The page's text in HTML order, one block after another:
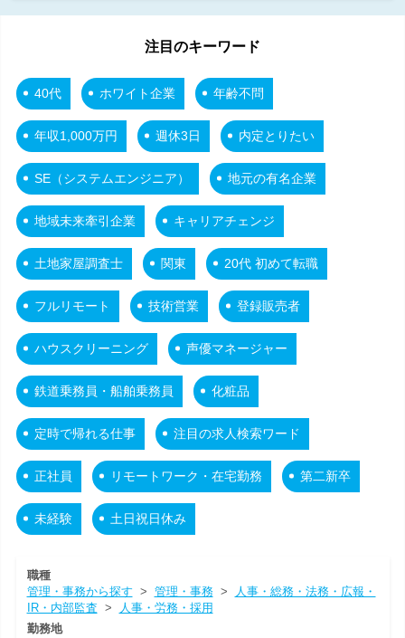
注目のキーワード
40代 ホワイト企業 年齢不問
年収1,000万円 週休3日 内定とりたい
SE（システムエンジニア） 地元の有名企業
地域未来牽引企業 キャリアチェンジ
土地家屋調査士 関東 20代 初めて転職
フルリモート 技術営業 登録販売者
ハウスクリーニング 声優マネージャー
鉄道乗務員・船舶乗務員 化粧品
定時で帰れる仕事 注目の求人検索ワード
正社員 リモートワーク・在宅勤務 第二新卒
未経験 土日祝日休み
職種
管理・事務から探す > 管理・事務>
人事・総務・法務・広報・
IR・内部監査 >
人事・労務・採用
勤務地